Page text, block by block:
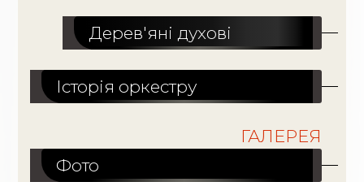
Дерев'яні духові
Історія оркестру
ГАЛЕРЕЯ
Фото